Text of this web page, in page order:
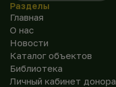
Разделы
Главная
О нас
Новости
Каталог объектов
Библиотека
Личный кабинет донора